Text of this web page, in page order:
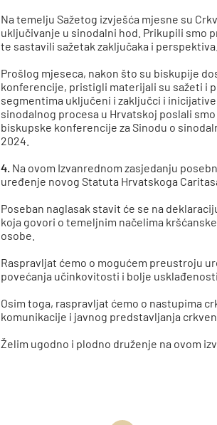
Na temelju Sažetog izvješća mjesne su
uključivanje u sinodalni hod. Prikupili smo
te sastavili sažetak zaključaka i perspektiva.
Prošlog mjeseca, nakon što su biskupije
konferencije, pristigli materijali su sažeti i
segmentima uključeni i zaključci i
sinodalnog procesa u Hrvatskoj poslali
biskupske konferencije za Sinodu o
2024.
4. Na ovom Izvanrednom zasjedanju
uređenje novog Statuta Hrvatskoga
Poseban naglasak stavit će se na
koja govori o temeljnim načelima
osobe.
Raspravljat ćemo o mogućem preustroju
povećanja učinkovitosti i bolje
Osim toga, raspravljat ćemo o nastupima
komunikacije i javnog predstavljanja
Želim ugodno i plodno druženje na ovom